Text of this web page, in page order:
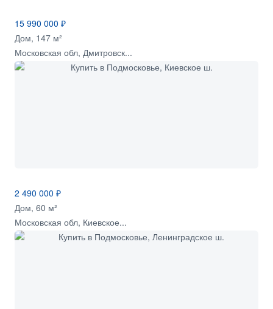
15 990 000 ₽
Дом, 147 м²
Московская обл, Дмитровск...
2 490 000 ₽
Дом, 60 м²
Московская обл, Киевское...